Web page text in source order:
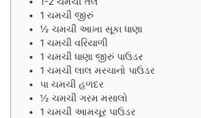
1 ચમચી જીરું
½ ચમચી આખા સૂકા ધાણા
1 ચમચી વરિયાળી
1 ચમચી ધાણા જીરું પાઉડર
1 ચમચી લાલ મરચાનો પાઉડર
પા ચમચી હળદર
½ ચમચી ગરમ મસાલો
1 ચમચી આમચૂર પાઉડર